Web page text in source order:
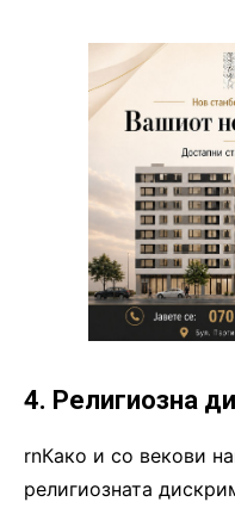
4. Религиозна
rnКако и со векови
религиозната